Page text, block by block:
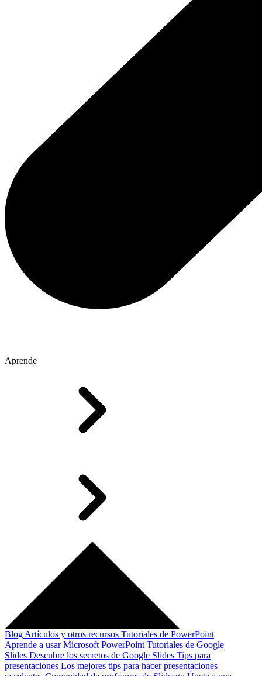
Aprende
Blog Artículos y otros recursos Tutoriales de PowerPoint
Aprende a usar Microsoft PowerPoint Tutoriales de Google
Slides Descubre los secretos de Google Slides Tips para
presentaciones Los mejores tips para hacer presentaciones